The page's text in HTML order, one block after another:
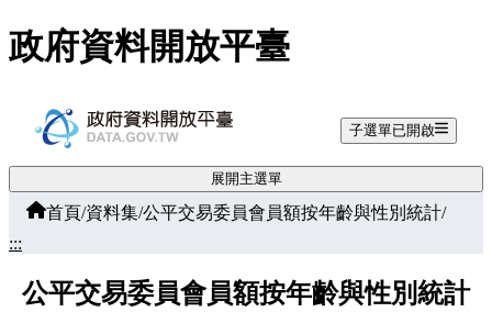
跳至主要內容
政府資料開放平臺
子選單已開啟
展開主選單
首頁/資料集/公平交易委員會員額按年齡與性別統計/
:::
公平交易委員會員額按年齡與性別統計